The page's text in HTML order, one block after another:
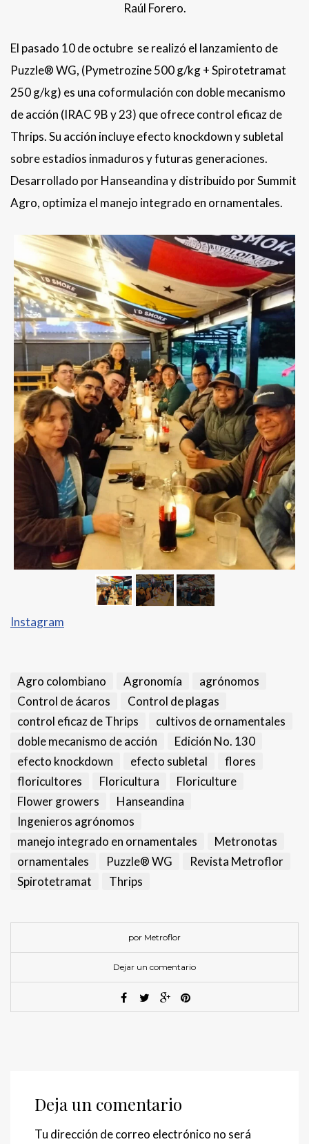
Raúl Forero.
El pasado 10 de octubre se realizó el lanzamiento de
Puzzle® WG, (Pymetrozine 500 g/kg + Spirotetramat
250 g/kg) es una coformulación con doble mecanismo
de acción (IRAC 9B y 23) que ofrece control eficaz de
Thrips. Su acción incluye efecto knockdown y subletal
sobre estadios inmaduros y futuras generaciones.
Desarrollado por Hanseandina y distribuido por Summit
Agro, optimiza el manejo integrado en ornamentales.
Instagram
Agro colombiano Agronomía
agrónomos
Control de ácaros
Control de plagas
control eficaz de Thrips
cultivos de ornamentales
doble mecanismo de acción
Edición No. 130
efecto knockdown
efecto subletal
flores
floricultores
Floricultura
Floriculture
Flower growers
Hanseandina
Ingenieros agrónomos
manejo integrado en ornamentales
Metronotas
ornamentales
Puzzle® WG
Revista Metroflor
Spirotetramat
Thrips
por Metroflor
Dejar un comentario
Deja un comentario
Tu dirección de correo electrónico no será